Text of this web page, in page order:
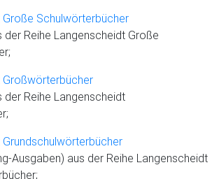
Schulwörterbücher
der Reihe Langenscheidt Große
Großwörterbücher
der Reihe Langenscheidt
Ausgaben) aus der Reihe Langenscheidt